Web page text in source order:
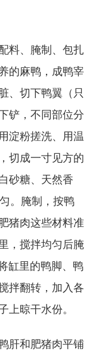
料、腌制、包扎
的麻鸭，成鸭宰
、切下鸭翼（只
铲，不同部位分
淀粉搓洗、用温
切成一寸见方的
砂糖、天然香
。腌制，按鸭
猪肉这些材料准
，搅拌均匀后腌
缸里的鸭脚、鸭
拌翻转，加入各
上晾干水份。
肝和肥猪肉平铺